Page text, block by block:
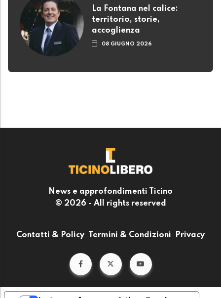
La Fontana nel calice:
territorio, storie,
accoglienza
08 GIUGNO 2026
News e approfondimenti Ticino
© 2026 - All rights reserved
Contatti & Policy Termini & Condizioni Privacy